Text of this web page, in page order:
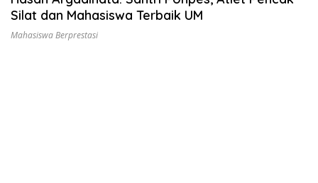
Silat dan Mahasiswa Terbaik UM
Mahasiswa Berprestasi